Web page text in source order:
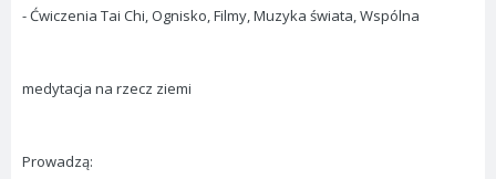
- Ćwiczenia Tai Chi, Ognisko, Filmy, Muzyka świata, Wspólna
medytacja na rzecz ziemi
Prowadzą: